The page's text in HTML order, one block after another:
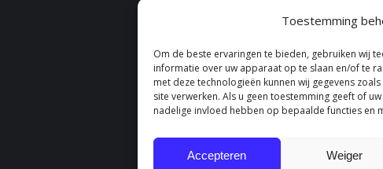
Toestemming
Om de beste ervaringen te bieden, gebruiken wij
informatie over uw apparaat op te slaan en/of te
met deze technologieën kunnen wij gegevens
site verwerken. Als u geen toestemming geeft of
nadelige invloed hebben op bepaalde functies en
Accepteren Weiger